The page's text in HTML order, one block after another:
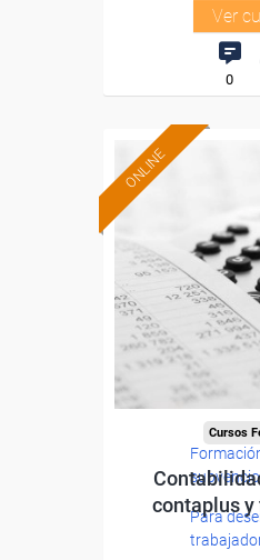
Ver
0
ONLINE
Para
Cursos
contaplus y